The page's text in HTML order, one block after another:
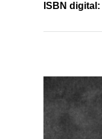
ISBN digital: